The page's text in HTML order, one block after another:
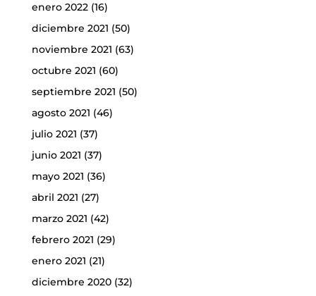
enero 2022(16)
diciembre 2021 (50)
noviembre 2021 (63)
octubre 2021 (60)
septiembre 2021 (50)
agosto 2021 (46)
julio 2021 (37)
junio 2021 (37)
mayo 2021 (36)
abril 2021 (27)
marzo 2021 (42)
febrero 2021 (29)
enero 2021 (21)
diciembre 2020(32)